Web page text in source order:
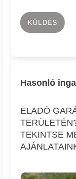
KÜLDÉS
Hasonló
ELADÓ
TEKINTSE